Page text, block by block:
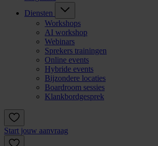
Diensten
Workshops
AI workshop
Webinars
Sprekers trainingen
Online events
Hybride events
Bijzondere locaties
Boardroom sessies
Klankbordgesprek
Start jouw aanvraag